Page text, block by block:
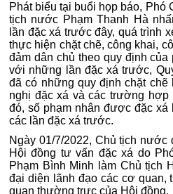
Phát biểu tại buổi họp báo, Phó
tịch nước Phạm Thanh Hà
lần đặc xá trước đây, quá trình
thực hiện chặt chẽ, công khai,
đảm dân chủ theo quy định
với những lần đặc xá trước,
đã có những quy định chặt
nghị đặc xá và các trường hợp
đó, số phạm nhân được đặc
các lần đặc xá trước.
Ngày 01/7/2022, Chủ tịch nước
Hội đồng tư vấn đặc xá do
Phạm Bình Minh làm Chủ tịch
đại diện lãnh đạo các cơ quan,
quan thường trực của Hội đồng.